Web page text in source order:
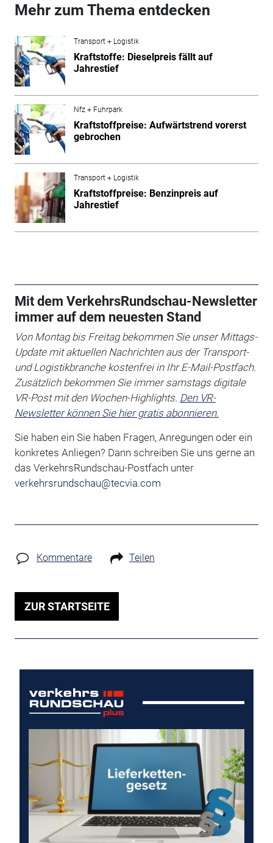
Mehr zum Thema entdecken
Transport + Logistik
Kraftstoffe: Dieselpreis fällt auf
Jahrestief
Nfz + Fuhrpark
Kraftstoffpreise: Aufwärtstrend vorerst
gebrochen
Transport + Logistik
Kraftstoffpreise: Benzinpreis auf
Jahrestief
Mit dem VerkehrsRundschau-Newsletter
immer auf dem neuesten Stand
Von Montag bis Freitag bekommen Sie unser Mittags-
Update mit aktuellen Nachrichten aus der Transport-
und Logistikbranche kostenfrei in Ihr E-Mail-Postfach.
Zusätzlich bekommen Sie immer samstags digitale
VR-Post mit den Wochen-Highlights. Den VR-
Newsletter können Sie hier gratis abonnieren.
Sie haben ein Sie haben Fragen, Anregungen oder ein
konkretes Anliegen? Dann schreiben Sie uns gerne an
das VerkehrsRundschau-Postfach unter
verkehrsrundschau@tecvia.com
Kommentare Teilen
ZUR STARTSEITE